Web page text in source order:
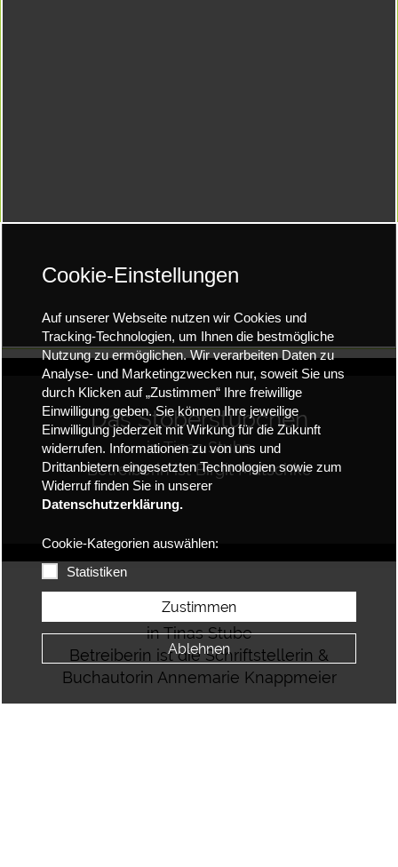
Das Stöberstübchen
in Tinas Stube
Betreiberin ist Birgit Matschke
Die Geschenkidee
in Tinas Stube
Betreiberin ist die Schriftstellerin &
Buchautorin Annemarie Knappmeier
Cookie-Einstellungen
Auf unserer Webseite nutzen wir Cookies und
Tracking-Technologien, um Ihnen die bestmögliche
Nutzung zu ermöglichen. Wir verarbeiten Daten zu
Analyse- und Marketingzwecken nur, soweit Sie uns
durch Klicken auf „Zustimmen“ Ihre freiwillige
Einwilligung geben. Sie können Ihre jeweilige
Einwilligung jederzeit mit Wirkung für die Zukunft
widerrufen. Informationen zu von uns und
Drittanbietern eingesetzten Technologien sowie zum
Widerruf finden Sie in unserer
Datenschutzerklärung.
Cookie-Kategorien auswählen:
Statistiken
Zustimmen
Ablehnen